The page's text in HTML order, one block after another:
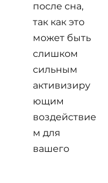
после сна,
так как это
может быть
слишком
сильным
активизиру
ющим
воздействие
м для
вашего